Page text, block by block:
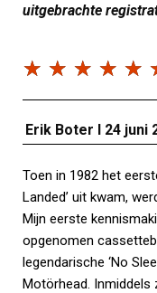
uitgebrachte
☆ ☆ ☆ ☆ ☆
Erik Boter I 24 juni
Toen in 1982 het
Landed’ uit kwam,
Mijn eerste
opgenomen
legendarische ‘No
Motörhead. Inmiddels